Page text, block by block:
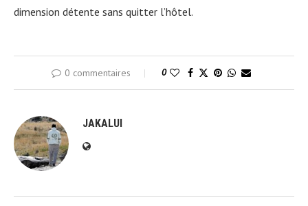
dimension détente sans quitter l’hôtel.
0 commentaires 0
JAKALUI